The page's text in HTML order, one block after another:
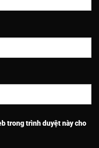
trong trình duyệt này cho